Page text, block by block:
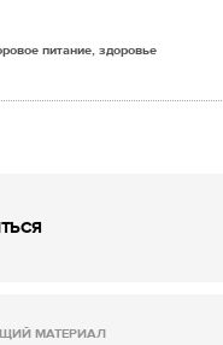
питание, здоровье
МАТЕРИАЛ